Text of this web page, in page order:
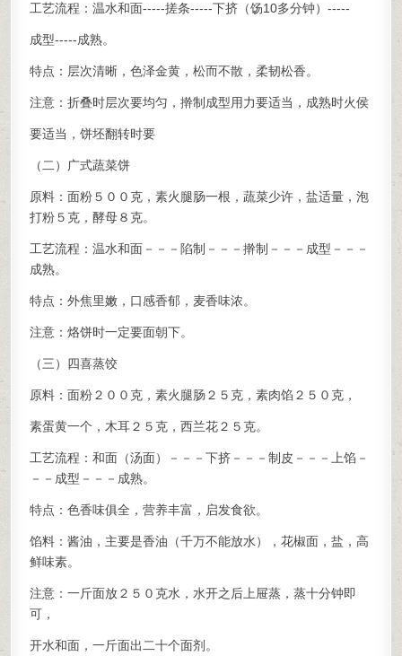
工艺流程：温水和面-----搓条-----下挤（饧10多分钟）-----
成型-----成熟。
特点：层次清晰，色泽金黄，松而不散，柔韧松香。
注意：折叠时层次要均匀，擀制成型用力要适当，成熟时火侯
要适当，饼坯翻转时要
（二）广式蔬菜饼
原料：面粉５００克，素火腿肠一根，蔬菜少许，盐适量，泡
打粉５克，酵母８克。
工艺流程：温水和面－－－陷制－－－擀制－－－成型－－－
成熟。
特点：外焦里嫩，口感香郁，麦香味浓。
注意：烙饼时一定要面朝下。
（三）四喜蒸饺
原料：面粉２００克，素火腿肠２５克，素肉馅２５０克，
素蛋黄一个，木耳２５克，西兰花２５克。
工艺流程：和面（汤面）－－－下挤－－－制皮－－－上馅－
－－成型－－－成熟。
特点：色香味俱全，营养丰富，启发食欲。
馅料：酱油，主要是香油（千万不能放水），花椒面，盐，高
鲜味素。
注意：一斤面放２５０克水，水开之后上屉蒸，蒸十分钟即
可，
开水和面，一斤面出二十个面剂。